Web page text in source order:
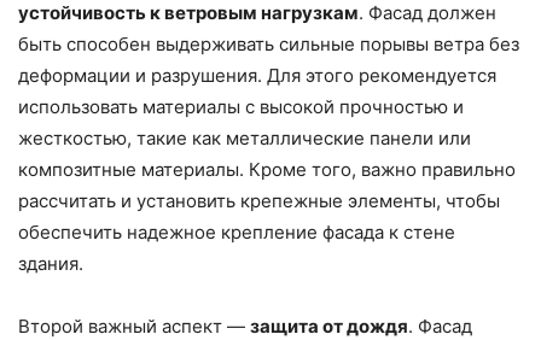
устойчивость к ветровым нагрузкам. Фасад должен
быть способен выдерживать сильные порывы ветра без
деформации и разрушения. Для этого рекомендуется
использовать материалы с высокой прочностью и
жесткостью, такие как металлические панели или
композитные материалы. Кроме того, важно правильно
рассчитать и установить крепежные элементы, чтобы
обеспечить надежное крепление фасада к стене
здания.
Второй важный аспект — защита от дождя. Фасад